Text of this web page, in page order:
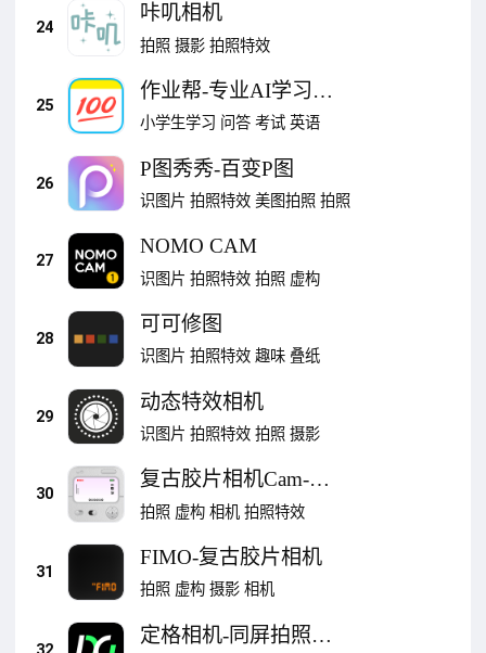
24
咔叽相机
拍照 摄影 拍照特效
25
作业帮-专业AI学习神
器
小学生学习 问答 考试 英语
26
P图秀秀-百变P图
识图片 拍照特效 美图拍照 拍照
27
NOMO CAM
识图片 拍照特效 拍照 虚构
28
可可修图
识图片 拍照特效 趣味 叠纸
29
动态特效相机
识图片 拍照特效 拍照 摄影
30
复古胶片相机Cam-
CCD相机
拍照 虚构 相机 拍照特效
31
FIMO-复古胶片相机
拍照 虚构 摄影 相机
32
定格相机-同屏拍照掌